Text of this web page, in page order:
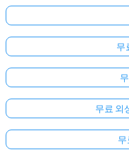
무
무료 외
무